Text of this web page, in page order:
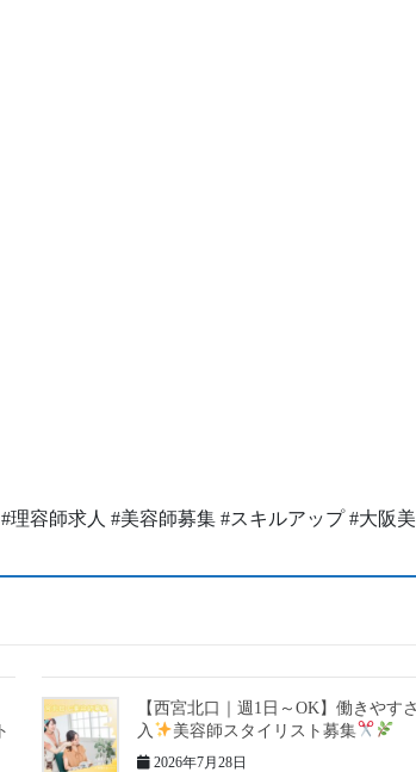
理容師求人 #美容師募集 #スキルアップ #大阪
【西宮北口｜週1日～OK】働きやす
入
美容師スタイリスト募集
2026年7月28日